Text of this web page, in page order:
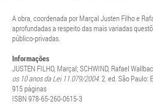
A obra, coordenada por Marçal Justen Filho e
aprofundadas a respeito das mais variadas
público-privadas.
Informações
JUSTEN FILHO, Marçal; SCHWIND, Rafael
os 10 anos da Lei 11.079/2004. 2. ed. São Paulo:
915 páginas
ISBN 978-65-260-0615-3